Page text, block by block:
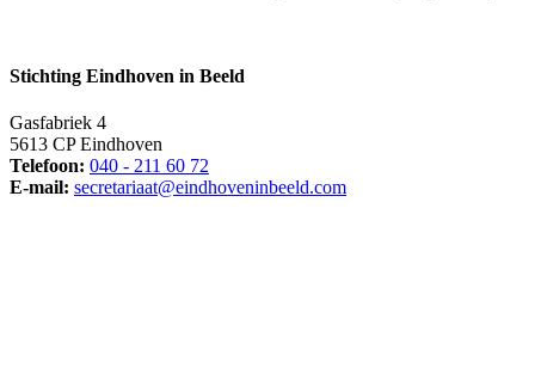
Stichting Eindhoven in Beeld
Gasfabriek 4
5613 CP Eindhoven
Telefoon: 040 - 211 60 72
E-mail: secretariaat@eindhoveninbeeld.com